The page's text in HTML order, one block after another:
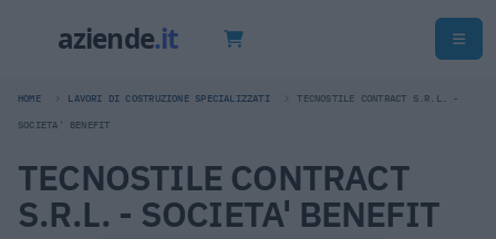
HOME LAVORI DI COSTRUZIONE SPECIALIZZATI TECNOSTILE CONTRACT S.R.L. -
SOCIETA' BENEFIT
TECNOSTILE CONTRACT
S.R.L. - SOCIETA' BENEFIT